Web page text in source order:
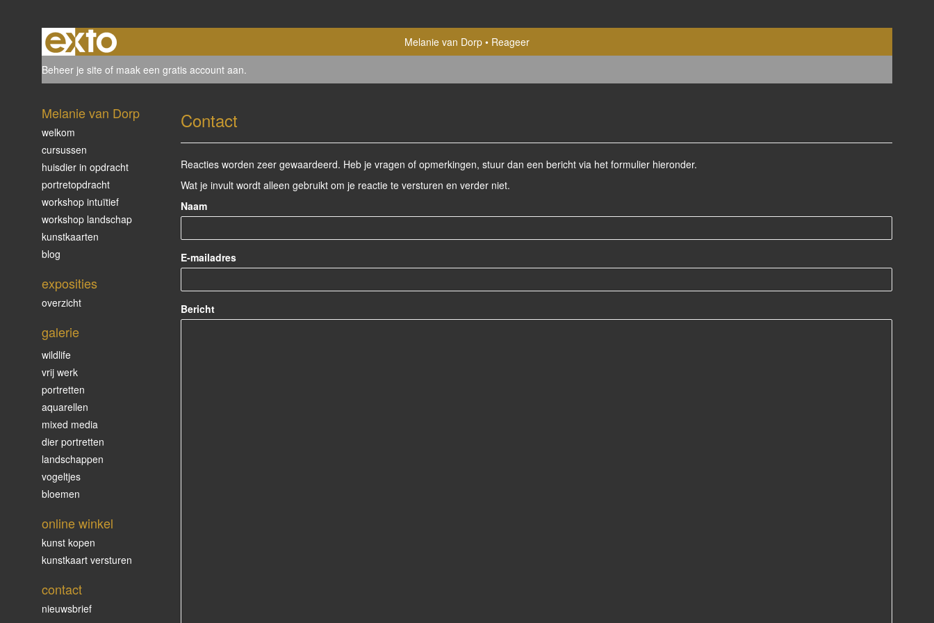
Melanie van Dorp
Reageer
Beheer je site of maak een gratis account aan.
Contact
Reacties worden zeer gewaardeerd. Heb je vragen of opmerkingen, stuur dan een bericht via het formulier hieronder.
Wat je invult wordt alleen gebruikt om je reactie te versturen en verder niet.
Naam
E-mailadres
Bericht
Melanie van Dorp
welkom
cursussen
huisdier in opdracht
portretopdracht
workshop intuïtief
workshop landschap
kunstkaarten
blog
exposities
overzicht
galerie
wildlife
vrij werk
portretten
aquarellen
mixed media
dier portretten
landschappen
vogeltjes
bloemen
online winkel
kunst kopen
kunstkaart versturen
contact
nieuwsbrief